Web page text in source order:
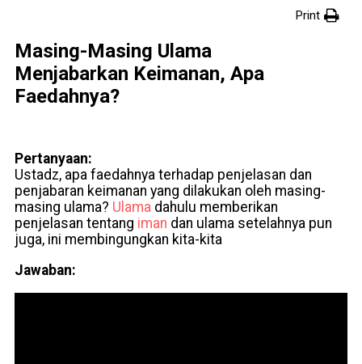
Print
Masing-Masing Ulama
Menjabarkan Keimanan, Apa
Faedahnya?
Pertanyaan:
Ustadz, apa faedahnya terhadap penjelasan dan
penjabaran keimanan yang dilakukan oleh masing-
masing ulama? Ulamadahulu memberikan
penjelasan tentang iman dan ulama setelahnya pun
juga, ini membingungkan kita-kita
Jawaban: